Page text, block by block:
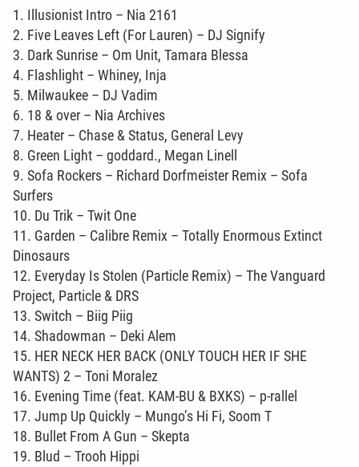
1. Illusionist Intro – Nia 2161
2. Five Leaves Left (For Lauren) – DJ Signify
3. Dark Sunrise – Om Unit, Tamara Blessa
4. Flashlight – Whiney, Inja
5. Milwaukee – DJ Vadim
6. 18 & over – Nia Archives
7. Heater – Chase & Status, General Levy
8. Green Light – goddard., Megan Linell
9. Sofa Rockers – Richard Dorfmeister Remix – Sofa
Surfers
10. Du Trik – Twit One
11. Garden – Calibre Remix – Totally Enormous Extinct
Dinosaurs
12. Everyday Is Stolen (Particle Remix) – The Vanguard
Project, Particle & DRS
13. Switch – Biig Piig
14. Shadowman – Deki Alem
15. HER NECK HER BACK (ONLY TOUCH HER IF SHE
WANTS) 2 – Toni Moralez
16. Evening Time (feat. KAM-BU & BXKS) – p-rallel
17. Jump Up Quickly – Mungo’s Hi Fi, Soom T
18. Bullet From A Gun – Skepta
19. Blud – Trooh Hippi